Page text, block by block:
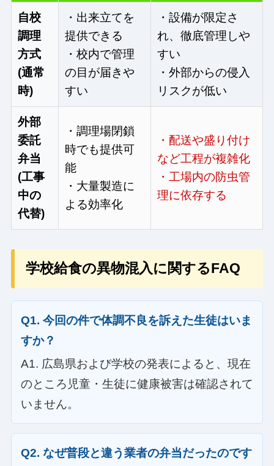
自校
調理
方式
(通常
時)
・出来立てを
提供できる
・校内で管理
の目が届きや
すい
・設備が限定さ
れ、徹底管理しや
すい
・外部からの侵入
リスクが低い
外部
委託
弁当
(工事
中の
代替)
・調理場閉鎖
時でも提供可
能
・大量製造に
よる効率化
・配送や盛り付け
など工程が複雑化
・工場内の防虫管
理に依存する
学校給食の異物混入に関するFAQ
Q1. 今回の件で体調不良を訴えた生徒はいま
すか？
A1. 広島県および学校の発表によると、現在
のところ児童・生徒に健康被害は確認されて
いません。
Q2. なぜ普段と違う業者の弁当だったのです